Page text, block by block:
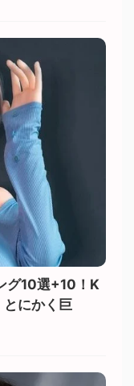
グ10選+10！K
とにかく巨